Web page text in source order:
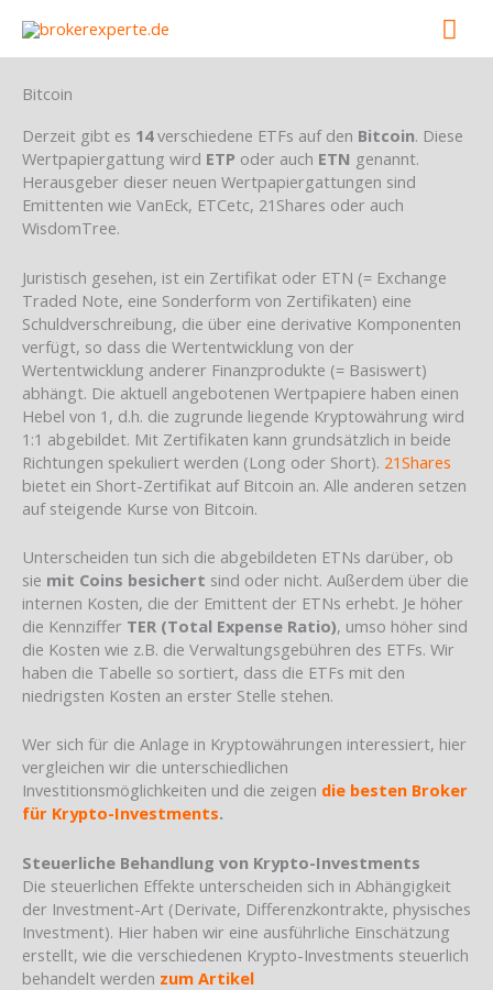
content
Bitcoin
Derzeit gibt es 14verschiedene ETFs auf den Bitcoin. Diese
Wertpapiergattung wird ETP oder auch ETN genannt.
Herausgeber dieser neuen Wertpapiergattungen sind
Emittenten wie VanEck, ETCetc, 21Shares oder auch
WisdomTree.
Juristisch gesehen, ist ein Zertifikat oder ETN (= Exchange
Traded Note, eine Sonderform von Zertifikaten) eine
Schuldverschreibung, die über eine derivative Komponenten
verfügt, so dass die Wertentwicklung von der
Wertentwicklung anderer Finanzprodukte (= Basiswert)
abhängt. Die aktuell angebotenen Wertpapiere haben einen
Hebel von 1, d.h. die zugrunde liegende Kryptowährung wird
1:1 abgebildet. Mit Zertifikaten kann grundsätzlich in beide
Richtungen spekuliert werden (Long oder Short). 21Shares
bietet ein Short-Zertifikat auf Bitcoin an. Alle anderen setzen
auf steigende Kurse von Bitcoin.
Unterscheiden tun sich die abgebildeten ETNs darüber, ob
sie mit Coins besichert sind oder nicht. Außerdem über die
internen Kosten, die der Emittent der ETNs erhebt. Je höher
die Kennziffer TER (Total Expense Ratio), umso höher sind
die Kosten wie z.B. die Verwaltungsgebühren des ETFs. Wir
haben die Tabelle so sortiert, dass die ETFs mit den
niedrigsten Kosten an erster Stelle stehen.
Wer sich für die Anlage in Kryptowährungen interessiert, hier
vergleichen wir die unterschiedlichen
Investitionsmöglichkeiten und die zeigen die besten Broker
für Krypto-Investments.
Steuerliche Behandlung von Krypto-Investments
Die steuerlichen Effekte unterscheiden sich in Abhängigkeit
der Investment-Art (Derivate, Differenzkontrakte, physisches
Investment). Hier haben wir eine ausführliche Einschätzung
erstellt, wie die verschiedenen Krypto-Investments steuerlich
behandelt werden zum Artikel